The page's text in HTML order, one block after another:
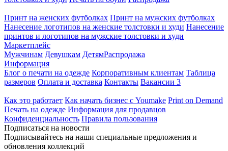
Принт на женских футболках Принт на мужских футболках
Нанесение логотипов на женские толстовки и худи Нанесение
принтов и логотипов на мужские толстовки и худи
Маркетплейс
Мужчинам Девушкам ДетямРаспродажа
Информация
Блог о печати на одежде Корпоративным клиентам Таблица
размеров Оплата и доставка Контакты Вакансии 3
Как это работает Как начать бизнес с Youmake Print on Demand
Печать на одежде Информация для продавцов
Конфиденциальность Правила пользования
Подписаться на новости
Подписывайтесь на наши специальные предложения и
обновления коллекций